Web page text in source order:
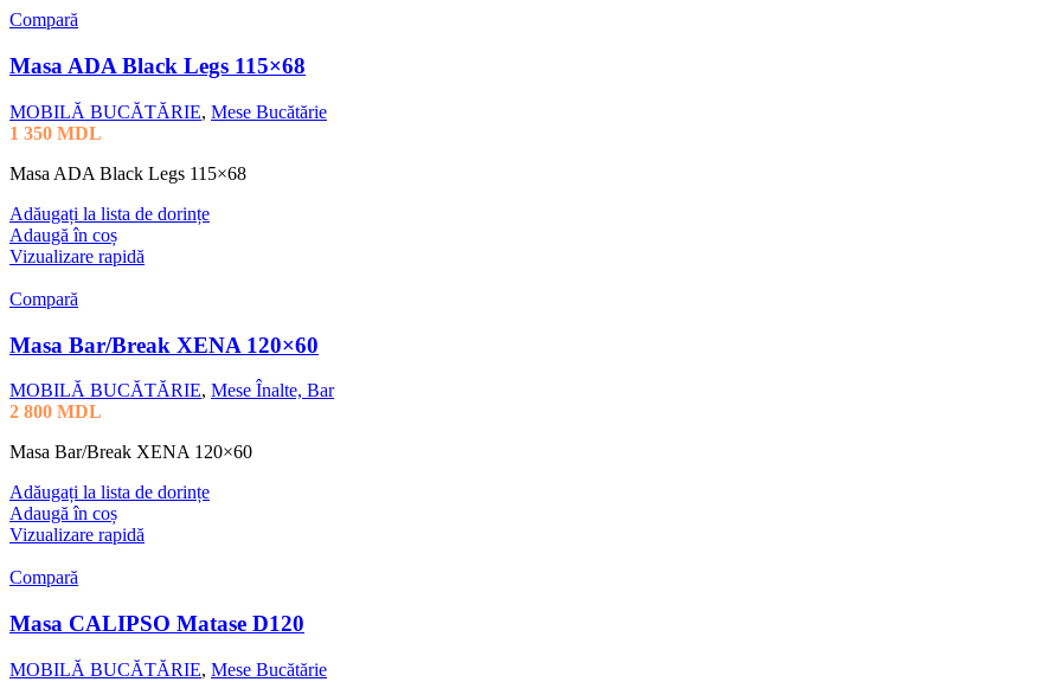
Compară
Masa ADA Black Legs 115×68
MOBILĂ BUCĂTĂRIE, Mese Bucătărie
1 350 MDL
Masa ADA Black Legs 115×68
Adăugați la lista de dorințe
Adaugă în coș
Vizualizare rapidă
Compară
Masa Bar/Break XENA 120×60
MOBILĂ BUCĂTĂRIE, Mese Înalte, Bar
2 800 MDL
Masa Bar/Break XENA 120×60
Adăugați la lista de dorințe
Adaugă în coș
Vizualizare rapidă
Compară
Masa CALIPSO Matase D120
MOBILĂ BUCĂTĂRIE, Mese Bucătărie